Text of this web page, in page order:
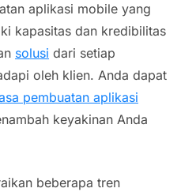
aplikasi mobile yang
kapasitas dan kredibilitas
solusi dari setiap
oleh klien. Anda dapat
pembuatan aplikasi
keyakinan Anda
beberapa tren